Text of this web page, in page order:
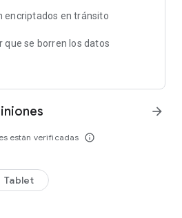
encriptados en tránsito
que se borren los datos
están verificadas info_outline
arrow_forward
Tablet